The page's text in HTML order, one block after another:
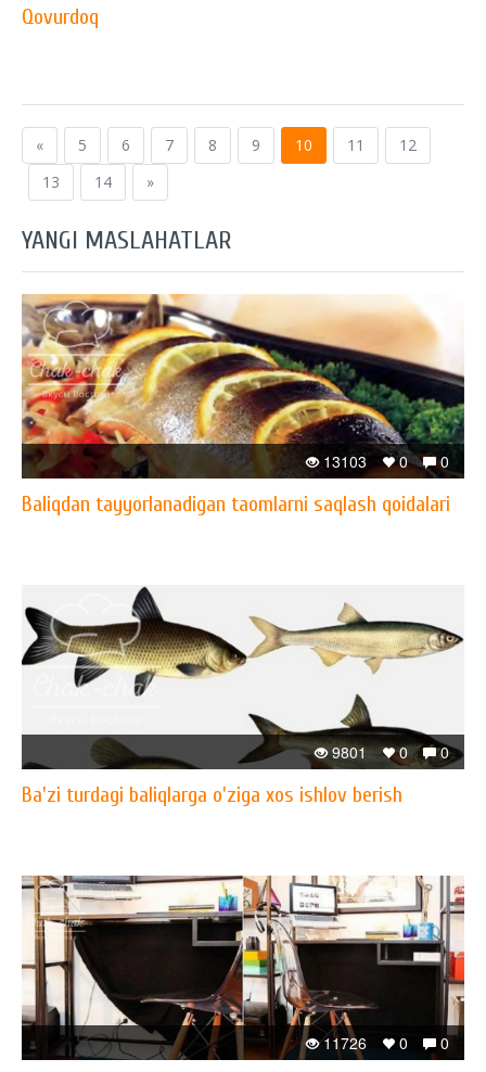
Qovurdoq
« 5 6 7 8 9 10 11
12
13
14 »
YANGI MASLAHATLAR
0
0
13103
Baliqdan tayyorlanadigan taomlarni saqlash qoidalari
0
0
9801
Ba'zi turdagi baliqlarga o'ziga xos ishlov berish
0
0
11726